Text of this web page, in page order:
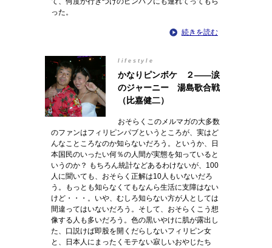
った。
続きを読む
lifestyle
かなりピンボケ ２――涙
のジャーニー 湯島歌合戦
（比嘉健二）
おそらくこのメルマガの大多数
のファンはフィリピンパブというところが、実はど
んなこところなのか知らないだろう。というか、日
本国民のいったい何％の人間が実態を知っていると
いうのか？ もちろん統計などあるわけないが、100
人に聞いても、おそらく正解は10人もいないだろ
う。もっとも知らなくてもなんら生活に支障はない
けど・・・。いや、むしろ知らない方が人としては
間違ってはいないだろう。そして、おそらくこう想
像する人も多いだろう。色の黒いやけに肌が露出し
た、口説けば即股を開くだらしないフィリピン女
と、日本人にまったくモテない寂しいおやじたち